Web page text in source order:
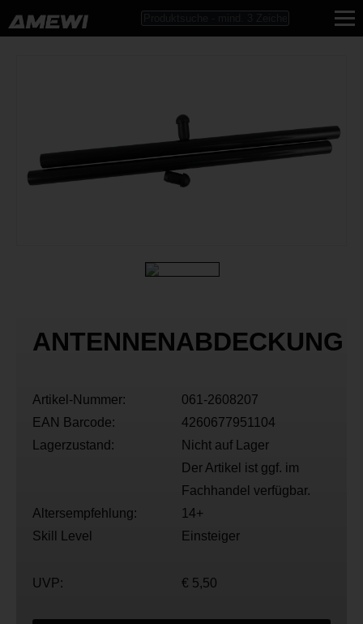
ANTENNENABDECKUNG
Artikel-Nummer:
061-2608207
EAN Barcode:
4260677951104
Lagerzustand:
Nicht auf Lager
Der Artikel ist ggf. im
Fachhandel verfügbar.
Altersempfehlung:
14+
Skill Level
Einsteiger
UVP: € 5,50